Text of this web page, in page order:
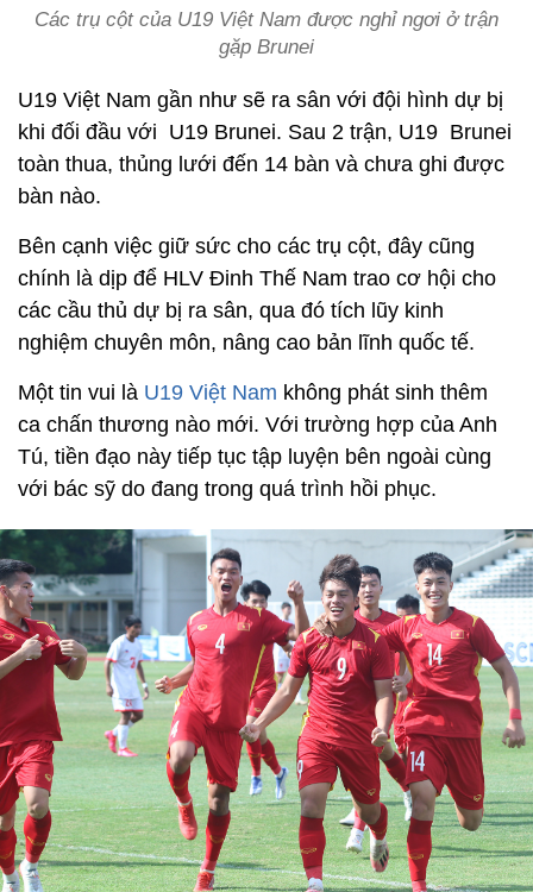
Các trụ cột của U19 Việt Nam được nghỉ ngơi ở trận
gặp Brunei
U19 Việt Nam gần như sẽ ra sân với đội hình dự bị
khi đối đầu với U19 Brunei. Sau 2 trận, U19 Brunei
toàn thua, thủng lưới đến 14 bàn và chưa ghi được
bàn nào.
Bên cạnh việc giữ sức cho các trụ cột, đây cũng
chính là dịp để HLV Đinh Thế Nam trao cơ hội cho
các cầu thủ dự bị ra sân, qua đó tích lũy kinh
nghiệm chuyên môn, nâng cao bản lĩnh quốc tế.
Một tin vui là U19 Việt Nam không phát sinh thêm
ca chấn thương nào mới. Với trường hợp của Anh
Tú, tiền đạo này tiếp tục tập luyện bên ngoài cùng
với bác sỹ do đang trong quá trình hồi phục.